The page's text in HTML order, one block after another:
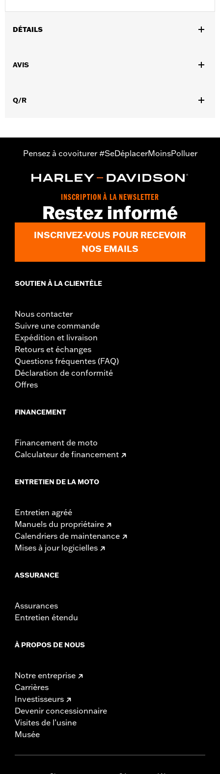
DÉTAILS
FLTRXSE 2018-20 nécessitent l'achat séparé du capteur TPMS
Position sur la moto:
Vendu à l'unité:Chaque
Matière:Aluminium coulé
Taille de jante: 21
AVIS
Q/R
Pensez à covoiturer #SeDéplacerMoinsPolluer
INSCRIPTION À LA NEWSLETTER
Restez informé
INSCRIVEZ-VOUS POUR RECEVOIR
NOS EMAILS
SOUTIEN À LA CLIENTÈLE
Nous contacter
Suivre une commande
Expédition et livraison
Retours et échanges
Questions fréquentes (FAQ)
Déclaration de conformité
Offres
FINANCEMENT
Financement de moto
Calculateur de financement
ENTRETIEN DE LA MOTO
Entretien agréé
Manuels du propriétaire
Calendriers de maintenance
Mises à jour logicielles
ASSURANCE
Assurances
Entretien étendu
À PROPOS DE NOUS
Notre entreprise
Carrières
Investisseurs
Devenir concessionnaire
Visites de l’usine
Musée